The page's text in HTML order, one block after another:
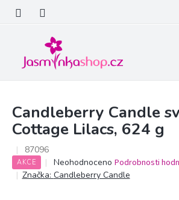
obsah
Candleberry Candle
Cottage Lilacs, 624 g
87096
AKCE
Průměrné
hodnocení
Neohodnoceno Podrobnosti
Značka: Candleberry Candle